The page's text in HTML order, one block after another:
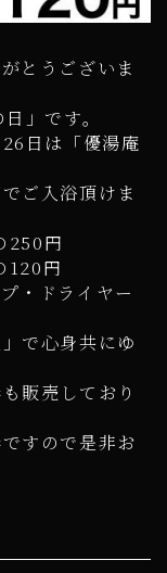
とうございま
」です。
日は「優湯庵
ご入浴頂けま
250円
円
・ドライヤー
で心身共にゆ
販売しており
すので是非お